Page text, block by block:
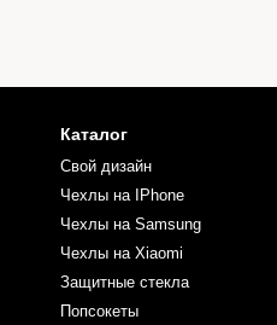
Каталог
Свой дизайн
Чехлы на IPhone
Чехлы на Samsung
Чехлы на Xiaomi
Защитные стекла
Попсокеты